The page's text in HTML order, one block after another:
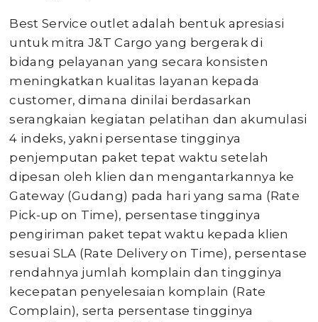
Best Service outlet adalah bentuk apresiasi
untuk mitra J&T Cargo yang bergerak di
bidang pelayanan yang secara konsisten
meningkatkan kualitas layanan kepada
customer, dimana dinilai berdasarkan
serangkaian kegiatan pelatihan dan akumulasi
4 indeks, yakni persentase tingginya
penjemputan paket tepat waktu setelah
dipesan oleh klien dan mengantarkannya ke
Gateway (Gudang) pada hari yang sama (Rate
Pick-up on Time), persentase tingginya
pengiriman paket tepat waktu kepada klien
sesuai SLA (Rate Delivery on Time), persentase
rendahnya jumlah komplain dan tingginya
kecepatan penyelesaian komplain (Rate
Complain), serta persentase tingginya